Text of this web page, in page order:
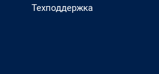
Техподдержка